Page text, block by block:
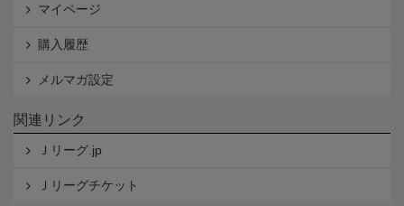
マイページ
購入履歴
メルマガ設定
関連リンク
Ｊリーグ.jp
Ｊリーグチケット